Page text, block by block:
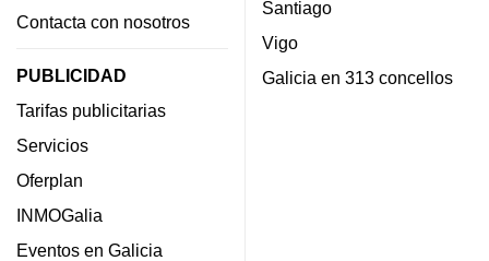
Contacta con nosotros
PUBLICIDAD
Tarifas publicitarias
Servicios
Oferplan
INMOGalia
Eventos en Galicia
Santiago
Vigo
Galicia en 313 concellos